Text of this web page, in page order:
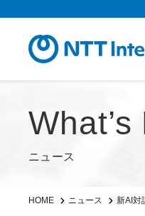
What’s
ニュース
HOME ニュース 新AI対